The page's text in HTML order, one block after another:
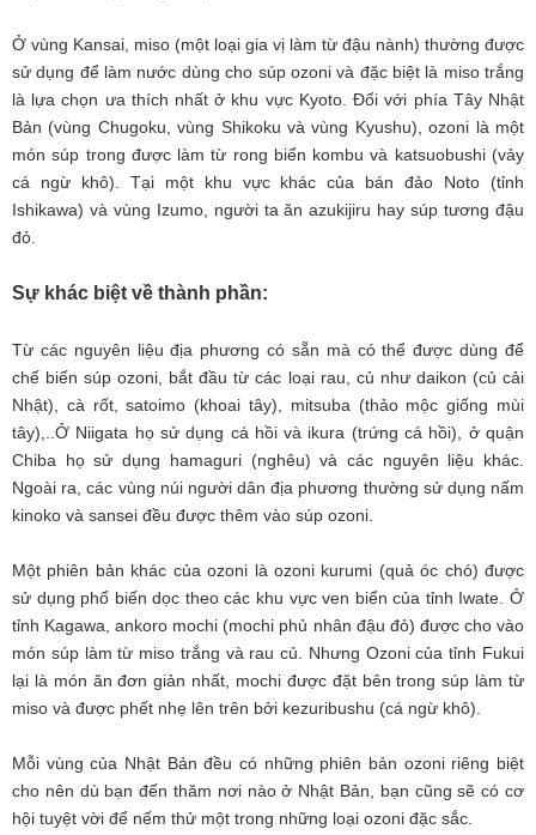
Ở vùng Kansai, miso (một loại gia vị làm từ đậu nành) thường được
sử dụng để làm nước dùng cho súp ozoni và đặc biệt là miso trắng
là lựa chọn ưa thích nhất ở khu vực Kyoto. Đối với phía Tây Nhật
Bản (vùng Chugoku, vùng Shikoku và vùng Kyushu), ozoni là một
món súp trong được làm từ rong biển kombu và katsuobushi (vảy
cá ngừ khô). Tại một khu vực khác của bán đảo Noto (tỉnh
Ishikawa) và vùng Izumo, người ta ăn azukijiru hay súp tương đậu
đỏ.
Sự khác biệt về thành phần:
Từ các nguyên liệu địa phương có sẵn mà có thể được dùng để
chế biến súp ozoni, bắt đầu từ các loại rau, củ như daikon (củ cải
Nhật), cà rốt, satoimo (khoai tây), mitsuba (thảo mộc giống mùi
tây),..Ở Niigata họ sử dụng cá hồi và ikura (trứng cá hồi), ở quận
Chiba họ sử dụng hamaguri (nghêu) và các nguyên liệu khác.
Ngoài ra, các vùng núi người dân địa phương thường sử dụng nấm
kinoko và sansei đều được thêm vào súp ozoni.
Một phiên bản khác của ozoni là ozoni kurumi (quả óc chó) được
sử dụng phổ biến dọc theo các khu vực ven biển của tỉnh Iwate. Ở
tỉnh Kagawa, ankoro mochi (mochi phủ nhân đậu đỏ) được cho vào
món súp làm từ miso trắng và rau củ. Nhưng Ozoni của tỉnh Fukui
lại là món ăn đơn giản nhất, mochi được đặt bên trong súp làm từ
miso và được phết nhẹ lên trên bởi kezuribushu (cá ngừ khô).
Mỗi vùng của Nhật Bản đều có những phiên bản ozoni riêng biệt
cho nên dù bạn đến thăm nơi nào ở Nhật Bản, bạn cũng sẽ có cơ
hội tuyệt vời để nếm thử một trong những loại ozoni đặc sắc.